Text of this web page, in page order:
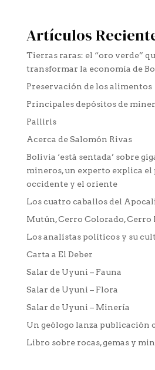
Artículos
Tierras raras: el “oro verde”
transformar la economía de
Preservación de los alimentos
Principales depósitos de
Palliris
Acerca de Salomón Rivas
Bolivia ‘está sentada’ sobre
mineros, un experto explica el
occidente y el oriente
Los cuatro caballos del
Mutún, Cerro Colorado, Cerro
Los analístas políticos y su
Carta a El Deber
Salar de Uyuni – Fauna
Salar de Uyuni – Flora
Salar de Uyuni – Minería
Un geólogo lanza publicación
Libro sobre rocas, gemas y